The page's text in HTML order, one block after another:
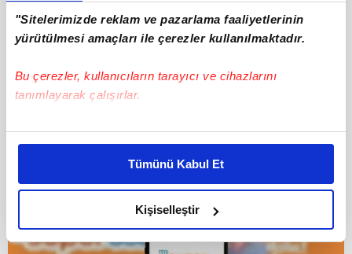
"Sitelerimizde reklam ve pazarlama faaliyetlerinin
yürütülmesi amaçları ile çerezler kullanılmaktadır.
Bu çerezler, kullanıcıların tarayıcı ve cihazlarını
tanımlayarak çalışırlar.
Bu çerezlere izin vermeniz halinde sizlere özel
daha iyi reklam deneyimi yaşatabiliriz. Bunu yaparken
amacımızın size daha iyi bir reklam deneyimi sunmak
olduğunu ve sizlere en iyi içerikleri sunabilmek adına
elimizden gelen çabayı gösterdiğimizi ve bu noktada,
reklamların maliyetlerimizi karşılamak noktasında tek gelir
Tümünü Kabul Et
Kişiselleştir